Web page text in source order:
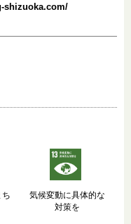
shizuoka.com/
ち
気候変動に具体的な
対策を